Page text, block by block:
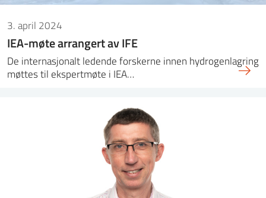
3. april 2024
IEA-møte arrangert av IFE
De internasjonalt ledende forskerne innen hydrogenlagring
møttes til ekspertmøte i IEA…